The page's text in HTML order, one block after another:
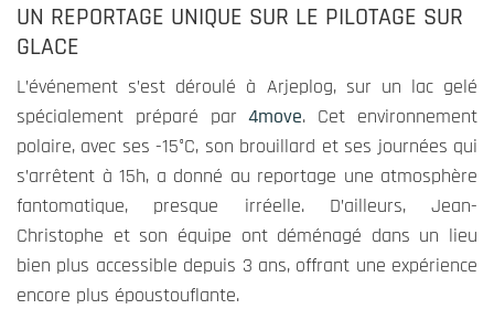
UN REPORTAGE UNIQUE SUR LE PILOTAGE SUR
GLACE
L’événement s’est déroulé à Arjeplog, sur un lac gelé
spécialement préparé par4move. Cet environnement
polaire, avec ses -15°C, son brouillard et ses journées qui
s’arrêtent à 15h, a donné au reportage une atmosphère
fantomatique, presque irréelle. D’ailleurs, Jean-
Christophe et son équipe ont déménagé dans un lieu
bien plus accessible depuis 3 ans, offrant une expérience
encore plus époustouflante.
aux
site
Expérience
Ces cookies
une meilleure
expérience